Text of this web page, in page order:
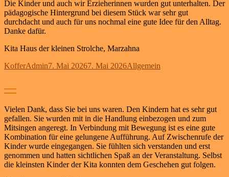
Die Kinder und auch wir Erzieherinnen wurden gut unterhalten. Der
pädagogische Hintergrund bei diesem Stück war sehr gut
durchdacht und auch für uns nochmal eine gute Idee für den Alltag.
Danke dafür.
Kita Haus der kleinen Strolche, Marzahna
Autor
KofferAdminVeröffentlicht
7. Mai 20267. Mai 2026Kategorien
Allgemein
—
Vielen Dank, dass Sie bei uns waren. Den Kindern hat es sehr gut
gefallen. Sie wurden mit in die Handlung einbezogen und zum
Mitsingen angeregt. In Verbindung mit Bewegung ist es eine gute
Kombination für eine gelungene Aufführung. Auf Zwischenrufe der
Kinder wurde eingegangen. Sie fühlten sich verstanden und erst
genommen und hatten sichtlichen Spaß an der Veranstaltung. Selbst
die kleinsten Kinder der Kita konnten dem Geschehen gut folgen.